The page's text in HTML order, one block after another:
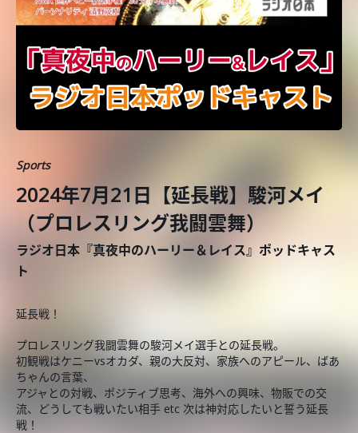
Sports
2024年7月21日【延長戦】駿河メイ
（プロレスリング我闘雲舞）
ラジオ日本『真夜中のハーリー＆レイス』ポッドキャス
ト
延長戦！
プロレスリング我闘雲舞の駿河メイ選手との延長戦。
初観戦はケニーvsオカダ、親の大反対、家族へのアピール、ばあ
ちゃんの言葉、
アジャとの対戦、ポジティブ思考、海外への興味、物販での交
流、どうしても戦いたい相手 etc 次は神対応したいと誓う延長
戦！